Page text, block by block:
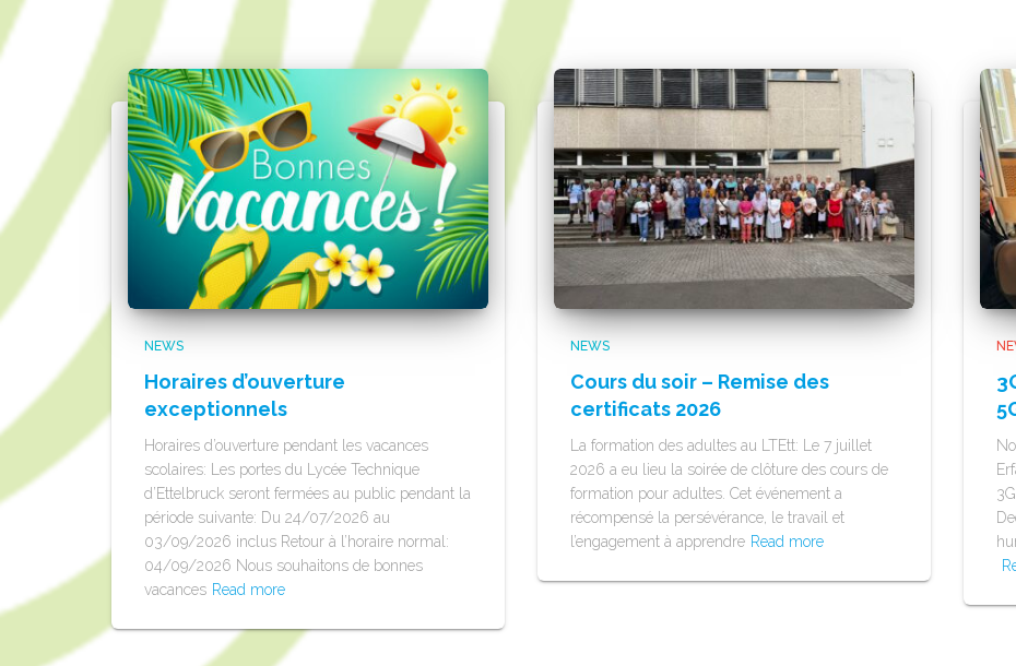
NEWS
Horaires d’ouverture
exceptionnels
Horaires d’ouverture pendant les vacances
scolaires: Les portes du Lycée Technique
d’Ettelbruck seront fermées au public pendant la
période suivante: Du 24/07/2026 au
03/09/2026 inclus Retour à l’horaire normal:
04/09/2026 Nous souhaitons de bonnes
vacances Read more
NEWS
Cours du soir – Remise des
certificats 2026
La formation des adultes au LTEtt: Le 7 juillet
2026 a eu lieu la soirée de clôture des cours de
formation pour adultes. Cet événement a
récompensé la persévérance, le travail et
l’engagement à apprendre Read more